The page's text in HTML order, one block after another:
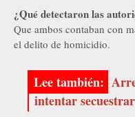
¿Qué detectaron las
Que ambos contaban con
el delito de homicidio.
intentar